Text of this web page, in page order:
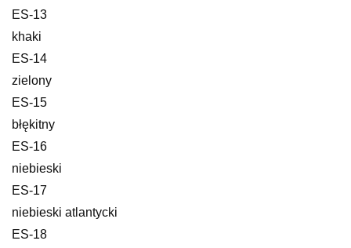
ES-13
khaki
ES-14
zielony
ES-15
błękitny
ES-16
niebieski
ES-17
niebieski atlantycki
ES-18